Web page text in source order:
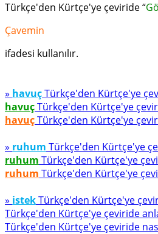
Türkçe'den Kürtçe'ye çeviride “
Çavemin
ifadesi kullanılır.
» havuçTürkçe'den Kürtçe'ye
havuçTürkçe'den Kürtçe'ye
havuçTürkçe'den Kürtçe'ye
» ruhum Türkçe'den Kürtçe'ye
ruhum Türkçe'den Kürtçe'ye
ruhum Türkçe'den Kürtçe'ye
» istekTürkçe'den Kürtçe'ye
Türkçe'den Kürtçe'ye çeviride
Türkçe'den Kürtçe'ye çeviride